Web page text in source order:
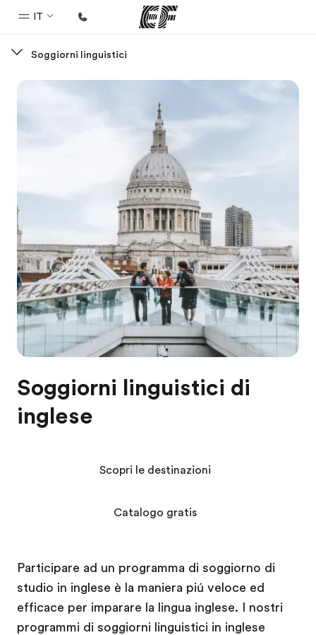
IT
Trova l'ufficio più vicino
Chi siamo
La nostra organizzazione
Carriera
Lavora con noi
Soggiorni linguistici
Soggiorni linguistici di
inglese
Participare ad un programma di soggiorno di
studio in inglese è la maniera piú veloce ed
efficace per imparare la lingua inglese. I nostri
programmi di soggiorni linguistici in inglese
Scopri le destinazioni
Catalogo gratis